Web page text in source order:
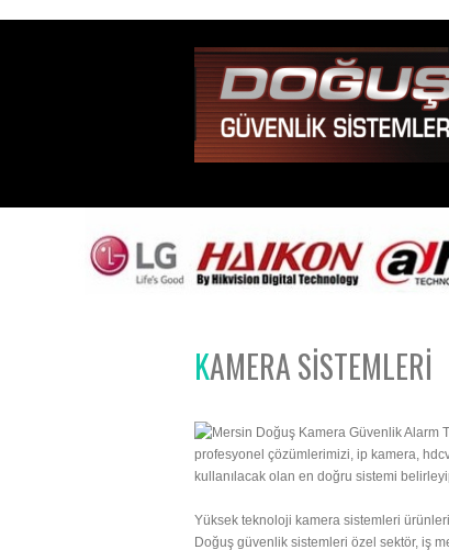
KAMERA SISTEMLERI
profesyonel çözümlerimizi, ip kamera,
kullanılacak olan en doğru sistemi
Yüksek teknoloji kamera sistemleri
Doğuş güvenlik sistemleri özel sektör, iş